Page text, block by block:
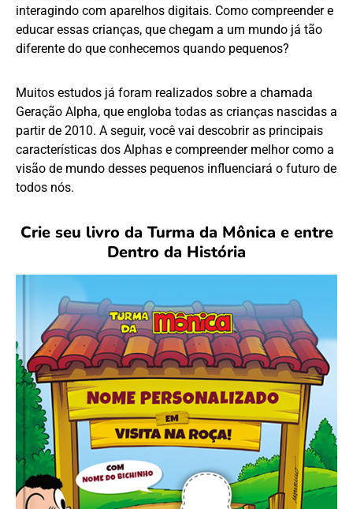
interagindo com aparelhos digitais. Como compreender e
educar essas crianças, que chegam a um mundo já tão
diferente do que conhecemos quando pequenos?
Muitos estudos já foram realizados sobre a chamada
Geração Alpha, que engloba todas as crianças nascidas a
partir de 2010. A seguir, você vai descobrir as principais
características dos Alphas e compreender melhor como a
visão de mundo desses pequenos influenciará o futuro de
todos nós.
Crie seu livro da Turma da Mônica e entre
Dentro da História